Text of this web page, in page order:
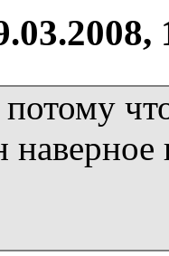
наверное